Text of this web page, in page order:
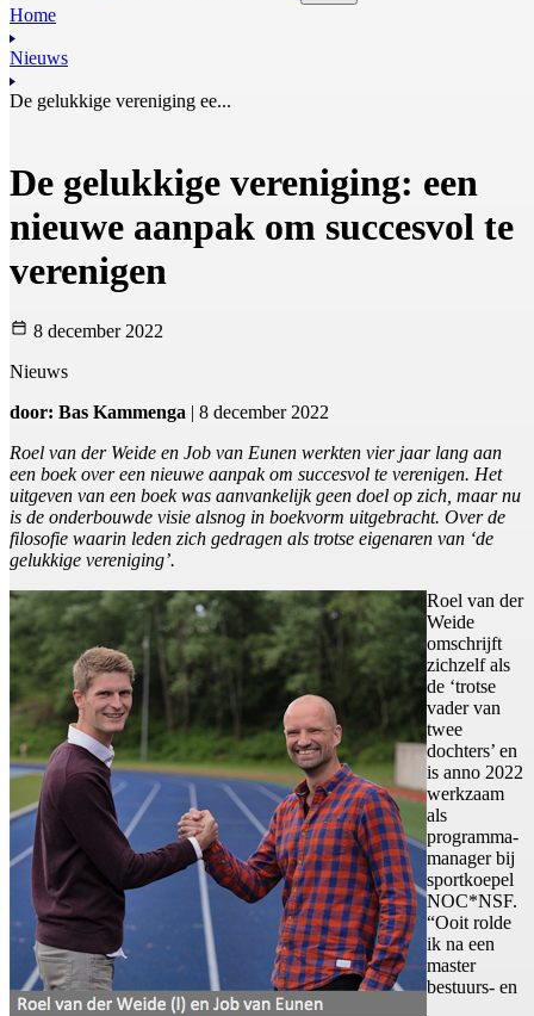
Home
Nieuws
De gelukkige vereniging ee...
De gelukkige vereniging: een
nieuwe aanpak om succesvol te
verenigen
8 december 2022
Nieuws
door: Bas Kammenga | 8 december 2022
Roel van der Weide en Job van Eunen werkten vier jaar lang aan
een boek over een nieuwe aanpak om succesvol te verenigen. Het
uitgeven van een boek was aanvankelijk geen doel op zich, maar nu
is de onderbouwde visie alsnog in boekvorm uitgebracht. Over de
filosofie waarin leden zich gedragen als trotse eigenaren van ‘de
gelukkige vereniging’.
Roel van der
Weide
omschrijft
zichzelf als
de ‘trotse
vader van
twee
dochters’ en
is anno 2022
werkzaam
als
programma-
manager bij
sportkoepel
NOC*NSF.
“Ooit rolde
ik na een
master
bestuurs- en